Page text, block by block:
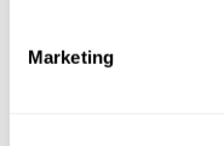
Marketing